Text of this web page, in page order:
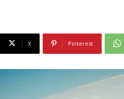
X Pinterest